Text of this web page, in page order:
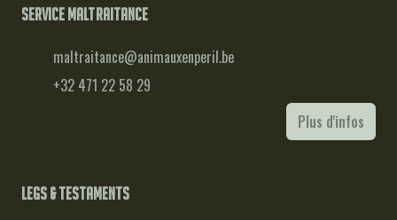
Service maltraitance
maltraitance@animauxenperil.be
+32 471 22 58 29
Plus d'infos
Legs & testaments